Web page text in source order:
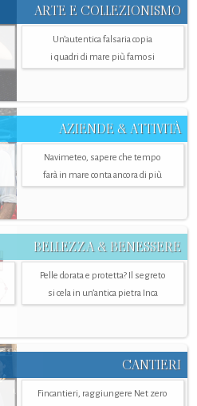
ARTE E COLLEZIONISMO
Un’autentica falsaria copia
i quadri di mare più famosi
AZIENDE & ATTIVITÀ
Navimeteo, sapere che tempo
farà in mare conta ancora di più
BELLEZZA & BENESSERE
Pelle dorata e protetta? Il segreto
si cela in un’antica pietra Inca
CANTIERI
Fincantieri, raggiungere Net zero